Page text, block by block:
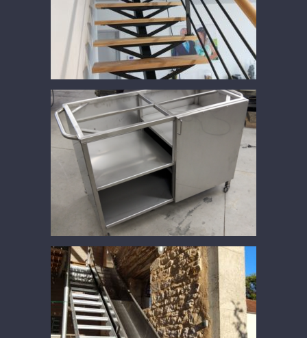
escalier acier/bois limon central
Servante inox
toboggan inox 1